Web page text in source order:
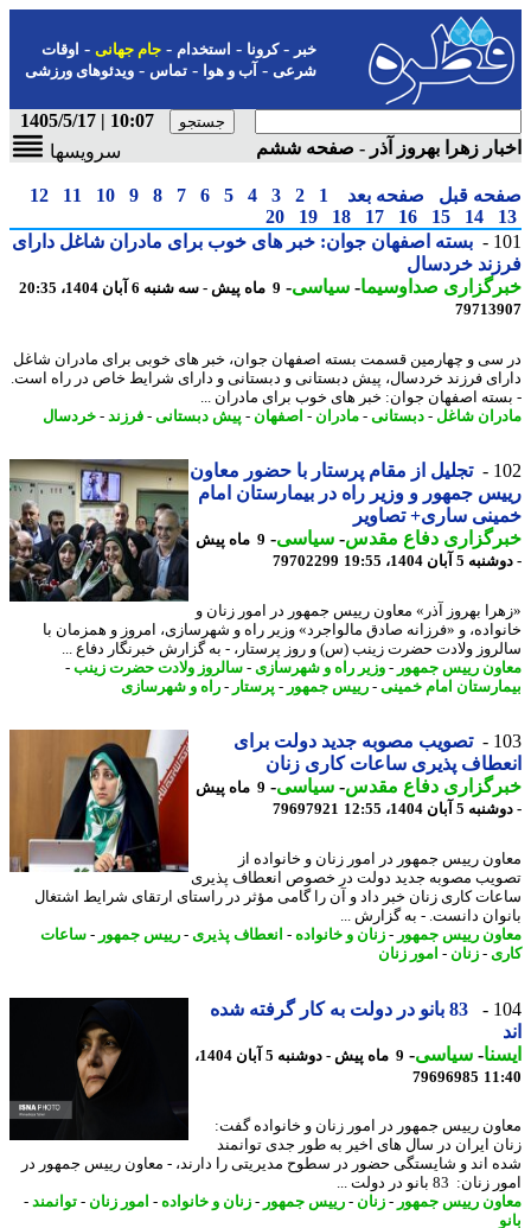
-کرونا-استخدام- جام جهانی-اوقات
شرعی-آب و هوا-تماس-ویدئوهای ورزشی
10:07 | 1405/5/17
زهرا بهروز آذر - صفحه ششم
سرویسها
قبل صفحه بعد 1
2
3
4
5
6
7
8
9
10
11
12
14
15
16
17
18
19
20
بسته اصفهان جوان: خبر های خوب برای مادران شاغل دارای
خردسال
صداوسیما-سیاسی-9 ماه پیش - سه شنبه 6 آبان 1404، 20:35
و چهارمین قسمت بسته اصفهان جوان، خبر های خوبی برای مادران شاغل
فرزند خردسال، پیش دبستانی و دبستانی و دارای شرایط خاص در راه است.
اصفهان جوان: خبر های خوب برای مادران ...
شاغل-دبستانی-مادران- اصفهان-پیش دبستانی-فرزند- خردسال
تجلیل از مقام پرستار با حضور معاون
جمهور و وزیر راه در بیمارستان امام
ساری+ تصاویر
دفاع مقدس-سیاسی-
9 ماه پیش
آبان 1404، 19:55
79702299
بهروز آذر» معاون رییس جمهور در امور زنان و
و «فرزانه صادق مالواجرد» وزیر راه و شهرسازی، امروز و همزمان با
ولادت حضرت زینب (س) و روز پرستار، - به گزارش خبرنگار دفاع ...
رییس جمهور-وزیر راه و شهرسازی- سالروز ولادت حضرت زینب -
امام خمینی-رییس جمهور-پرستار-راه و شهرسازی
تصویب مصوبه جدید دولت برای
پذیری ساعات کاری زنان
دفاع مقدس-سیاسی-
9 ماه پیش
آبان 1404، 12:55
79697921
رییس جمهور در امور زنان و خانواده از
مصوبه جدید دولت در خصوص انعطاف پذیری
کاری زنان خبر داد و آن را گامی مؤثر در راستای ارتقای شرایط اشتغال
دانست. - به گزارش ...
رییس جمهور-زنان و خانواده- انعطاف پذیری- رییس جمهور-ساعات
- زنان -امور زنان
83 بانو در دولت به کار گرفته شده
-سیاسی-
9 ماه پیش - دوشنبه 5 آبان 1404،
79696985
رییس جمهور در امور زنان و خانواده گفت:
ایران در سال های اخیر به طور جدی توانمند
اند و شایستگی حضور در سطوح مدیریتی را دارند، - معاون رییس جمهور در
83 بانو در دولت ...
رییس جمهور-زنان -رییس جمهور-زنان و خانواده- امور زنان -توانمند -